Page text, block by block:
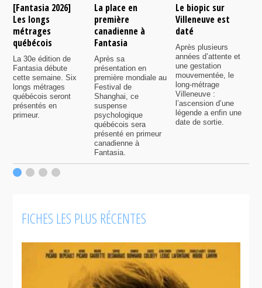
[Fantasia 2026]
Les longs
métrages
québécois
La 30e édition de
Fantasia débute
cette semaine. Six
longs métrages
québécois seront
présentés en
primeur.
La place en
première
canadienne à
Fantasia
Après sa
présentation en
première mondiale au
Festival de
Shanghai, ce
suspense
psychologique
québécois sera
présenté en primeur
canadienne à
Fantasia.
Le biopic sur
Villeneuve est
daté
Après plusieurs
années d’attente et
une gestation
mouvementée, le
long-métrage
Villeneuve :
l’ascension d’une
légende a enfin une
date de sortie.
FICHES LES PLUS RÉCENTES